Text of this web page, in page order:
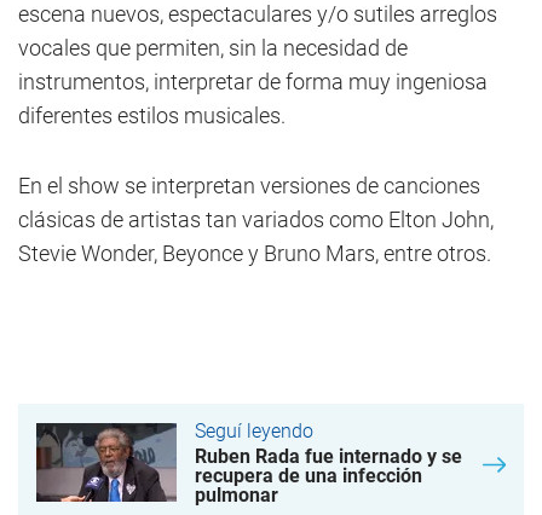
escena nuevos, espectaculares y/o sutiles arreglos
vocales que permiten, sin la necesidad de
instrumentos, interpretar de forma muy ingeniosa
diferentes estilos musicales.
En el show se interpretan versiones de canciones
clásicas de artistas tan variados como Elton John,
Stevie Wonder, Beyonce y Bruno Mars, entre otros.
Seguí leyendo
Ruben Rada fue internado y se
recupera de una infección
pulmonar